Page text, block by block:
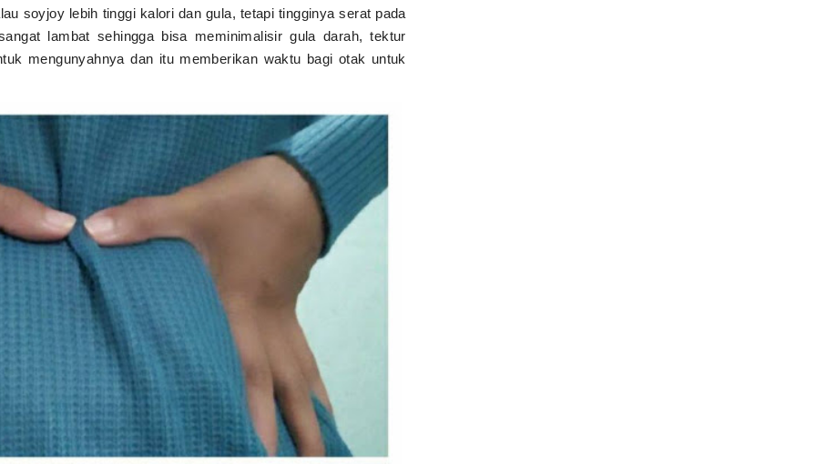
soyjoy lebih tinggi kalori dan gula, tetapi tingginya serat pada
lambat sehingga bisa meminimalisir gula darah, tektur
mengunyahnya dan itu memberikan waktu bagi otak untuk